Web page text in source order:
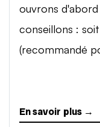
ouvrons
conseillons :
(recommandé
En savoir plus →